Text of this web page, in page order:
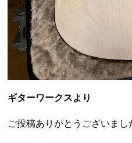
ギターワークスより
ご投稿ありがとうございまし